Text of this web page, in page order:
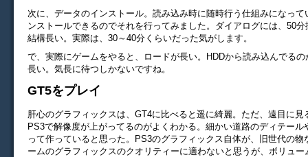
次に、データのインストール。読み込み時に随時行う仕組みになって
ンストールできるのでそれを行ってみました。ダイアログには、50
結構長い。実際は、30～40分くらいだった気がします。
で、実際にゲームをやると、ロードが長い。HDDから読み込んでる
長い。気長に待つしかないですね。
GT5をプレイ
肝心のグラフィックスは、GT4に比べると遥に綺麗。ただ、遠目に見
PS3で解像度が上がってるのがよくわかる。細かい道路のディテール
って作っていると思った。PS3のグラフィックス自体が、旧世代の物
ームのグラフィックスのクオリティーに適わないと思うが、ボリュ